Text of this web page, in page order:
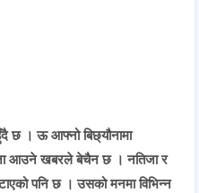
छ । ऊ आफ्नो बिछ्‌यौनामा
आउने खबरले बेचैन छ । नतिजा र
पनि छ । उसको मनमा विभिन्न